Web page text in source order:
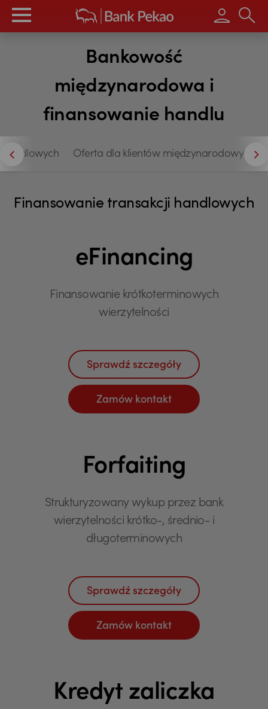
Wpisz
Bankowość
międzynarodowa i
finansowanie handlu
handlowych Oferta dla klientów międzynarodowych
Finansowanie transakcji handlowych
eFinancing
Finansowanie krótkoterminowych
wierzytelności
Sprawdź szczegóły
Zamów kontakt
Forfaiting
Strukturyzowany wykup przez bank
wierzytelności krótko-, średnio- i
długoterminowych
Sprawdź szczegóły
Zamów kontakt
Kredyt zaliczka